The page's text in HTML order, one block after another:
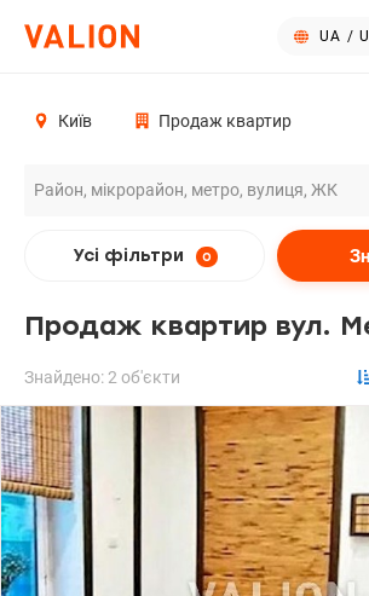
UA /
Київ Продаж квартир
Усі фільтри 0
Продаж квартир вул.
Знайдено: 2 об'єкти